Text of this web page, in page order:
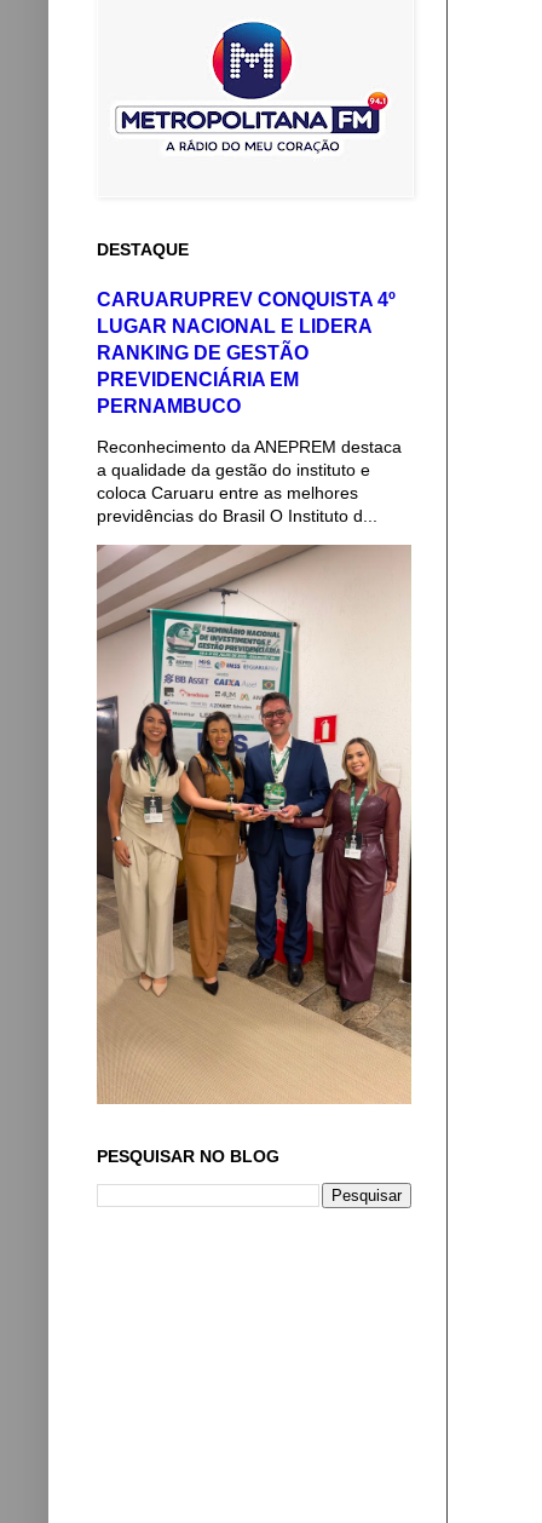
DESTAQUE
CARUARUPREV CONQUISTA 4º
LUGAR NACIONAL E LIDERA
RANKING DE GESTÃO
PREVIDENCIÁRIA EM
PERNAMBUCO
Reconhecimento da ANEPREM destaca
a qualidade da gestão do instituto e
coloca Caruaru entre as melhores
previdências do Brasil O Instituto d...
PESQUISAR NO BLOG